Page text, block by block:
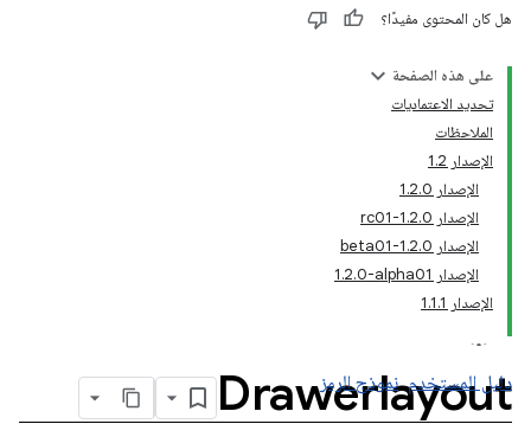
هل كان المحتوى مفيدًا؟
على هذه الصفحة
تحديد الاعتماديات
الملاحظات
الإصدار 1.2
الإصدار 1.2.0
الإصدار 1.2.0-rc01
الإصدار 1.2.0-beta01
الإصدار ‎1.2.0-alpha01
الإصدار 1.1.1
Drawerlayout
دليل المستخدم نموذج الرمز